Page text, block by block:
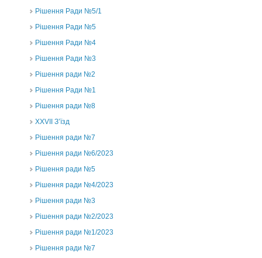
Рішення Ради №5/1
Рішення Ради №5
Рішення Ради №4
Рішення Ради №3
Рішення ради №2
Рішення Ради №1
Рішення ради №8
ХХVII З’їзд
Рішення ради №7
Рішення ради №6/2023
Рішення ради №5
Рішення ради №4/2023
Рішення ради №3
Рішення ради №2/2023
Рішення ради №1/2023
Рішення ради №7